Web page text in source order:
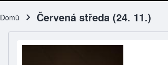
Drobečková navigace
Domů Červená středa (24. 11.)